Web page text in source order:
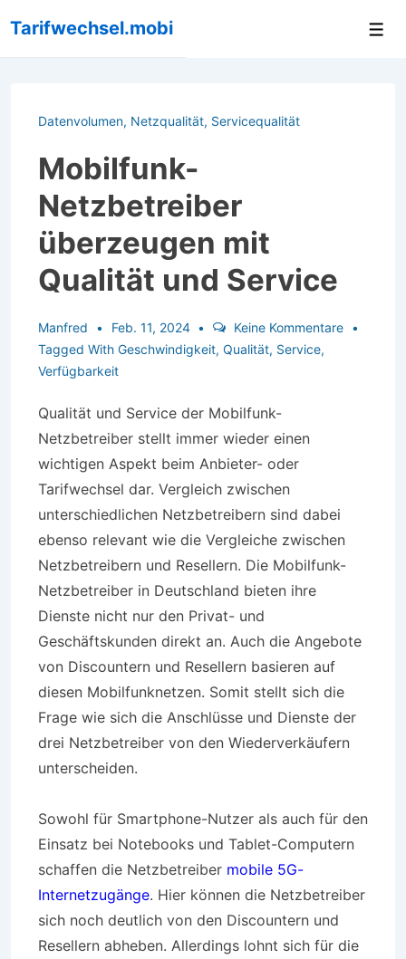
Zum
Tarifwechsel.mobi
Datenvolumen, Netzqualität, Servicequalität
Mobilfunk-
Netzbetreiber
überzeugen mit
Qualität und Service
Manfred Feb. 11, 2024
Keine Kommentare
Tagged With Geschwindigkeit, Qualität, Service,
Verfügbarkeit
Qualität und Service der Mobilfunk-
Netzbetreiber stellt immer wieder einen
wichtigen Aspekt beim Anbieter- oder
Tarifwechsel dar. Vergleich zwischen
unterschiedlichen Netzbetreibern sind dabei
ebenso relevant wie die Vergleiche zwischen
Netzbetreibern und Resellern. Die Mobilfunk-
Netzbetreiber in Deutschland bieten ihre
Dienste nicht nur den Privat- und
Geschäftskunden direkt an. Auch die Angebote
von Discountern und Resellern basieren auf
diesen Mobilfunknetzen. Somit stellt sich die
Frage wie sich die Anschlüsse und Dienste der
drei Netzbetreiber von den Wiederverkäufern
unterscheiden.
Sowohl für Smartphone-Nutzer als auch für den
Einsatz bei Notebooks und Tablet-Computern
schaffen die Netzbetreiber mobile 5G-
Internetzugänge. Hier können die Netzbetreiber
sich noch deutlich von den Discountern und
Resellern abheben. Allerdings lohnt sich für die